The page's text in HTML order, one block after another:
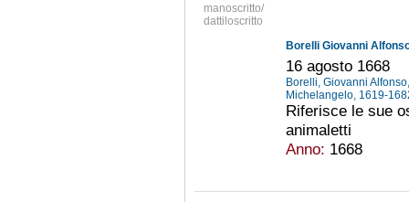
manoscritto/
dattiloscritto
Borelli Giovanni
16 agosto 1668
Borelli, Giovanni
Michelangelo, 1619-
Riferisce le sue
animaletti
Anno: 1668